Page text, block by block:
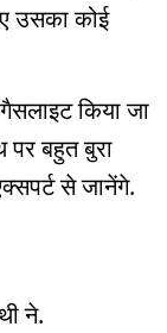
उसका कोई
किया जा
पर बहुत बुरा
से जानेंगे.
ने.